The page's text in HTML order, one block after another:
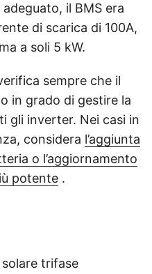
il BMS era
di scarica di 100A,
a soli 5 kW.
sempre che il
in grado di gestire la
gli inverter. Nei casi in
considera l’aggiunta
o l’aggiornamento
potente .
trifase